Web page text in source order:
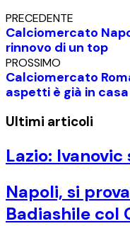
PRECEDENTE
Calciomercato
rinnovo di un top
PROSSIMO
Calciomercato
aspetti è già in casa
Ultimi articoli
Lazio:
Napoli, si
Badiashile col